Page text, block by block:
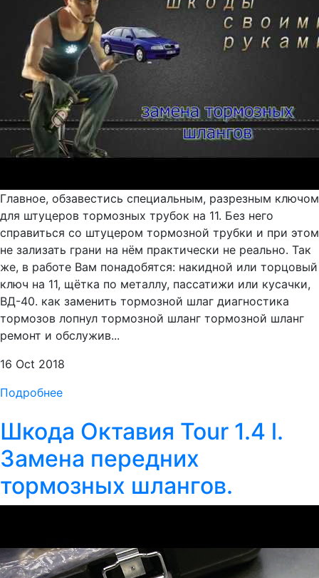
Главное, обзавестись специальным, разрезным ключом
для штуцеров тормозных трубок на 11. Без него
справиться со штуцером тормозной трубки и при этом
не зализать грани на нём практически не реально. Так
же, в работе Вам понадобятся: накидной или торцовый
ключ на 11, щётка по металлу, пассатижи или кусачки,
ВД-40. как заменить тормозной шлаг диагностика
тормозов лопнул тормозной шланг тормозной шланг
ремонт и обслужив...
16 Oct 2018
Подробнее
Шкода Октавия Tour 1.4 l.
Замена передних
тормозных шлангов.